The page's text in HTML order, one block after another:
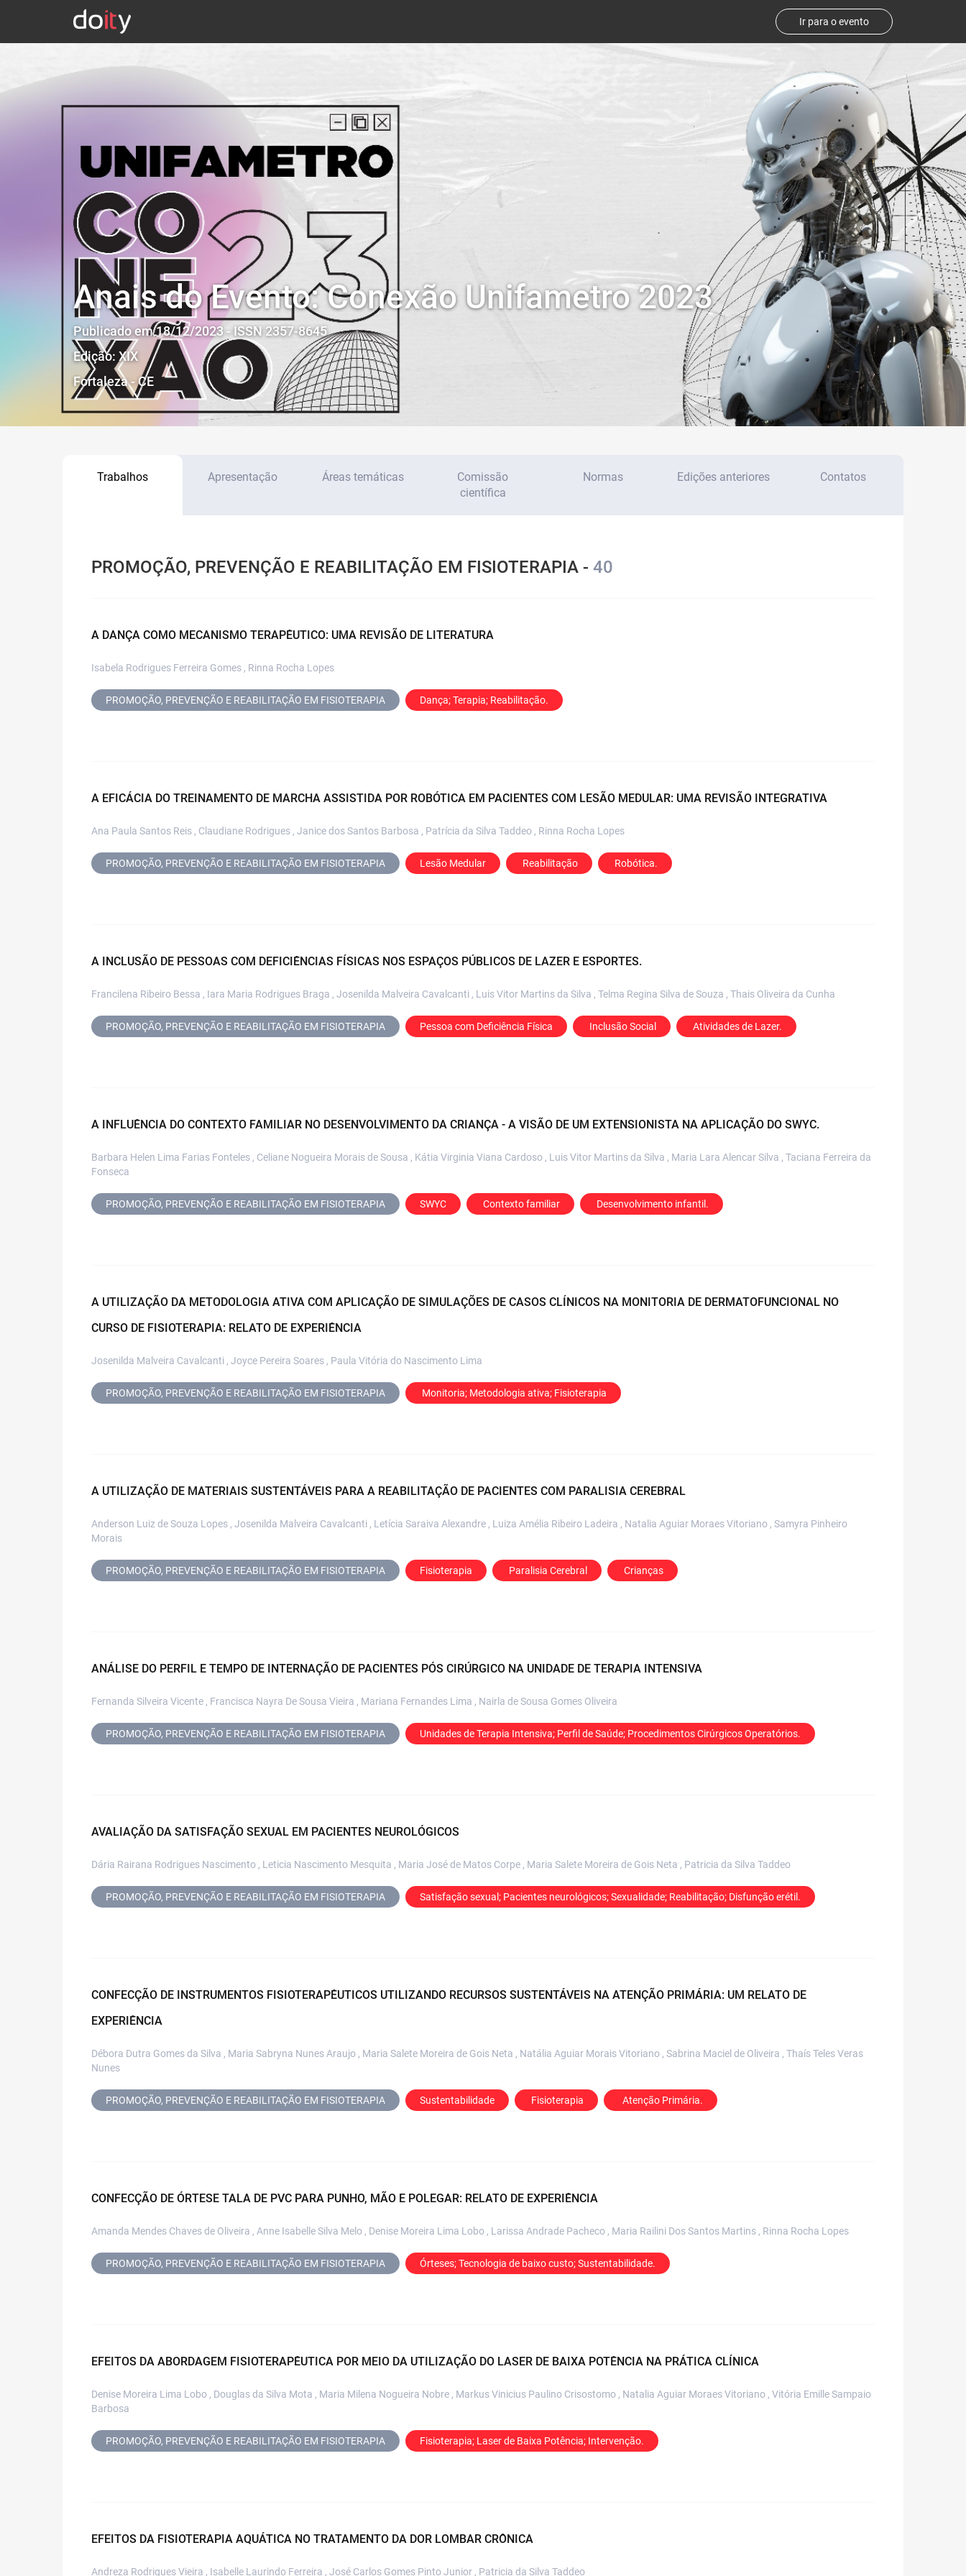
Ir para o evento
Anais do Evento: Conexão Unifametro 2023
Publicado em 18/12/2023 - ISSN 2357-8645
Edição: XIX
Fortaleza - CE
Trabalhos Apresentação Áreas temáticas
Comissão
científica
Normas Edições anteriores Contatos
PROMOÇÃO, PREVENÇÃO E REABILITAÇÃO EM FISIOTERAPIA - 40
A DANÇA COMO MECANISMO TERAPÊUTICO: UMA REVISÃO DE LITERATURA
Isabela Rodrigues Ferreira Gomes , Rinna Rocha Lopes
PROMOÇÃO, PREVENÇÃO E REABILITAÇÃO EM FISIOTERAPIA Dança; Terapia; Reabilitação.
A EFICÁCIA DO TREINAMENTO DE MARCHA ASSISTIDA POR ROBÓTICA EM PACIENTES COM LESÃO MEDULAR: UMA REVISÃO INTEGRATIVA
Ana Paula Santos Reis , Claudiane Rodrigues , Janice dos Santos Barbosa , Patrícia da Silva Taddeo , Rinna Rocha Lopes
PROMOÇÃO, PREVENÇÃO E REABILITAÇÃO EM FISIOTERAPIA Lesão Medular Reabilitação Robótica.
A INCLUSÃO DE PESSOAS COM DEFICIÊNCIAS FÍSICAS NOS ESPAÇOS PÚBLICOS DE LAZER E ESPORTES.
Francilena Ribeiro Bessa , Iara Maria Rodrigues Braga , Josenilda Malveira Cavalcanti , Luis Vitor Martins da Silva , Telma Regina Silva de Souza , Thais Oliveira da Cunha
PROMOÇÃO, PREVENÇÃO E REABILITAÇÃO EM FISIOTERAPIA Pessoa com Deficiência Física Inclusão Social Atividades de Lazer.
A INFLUÊNCIA DO CONTEXTO FAMILIAR NO DESENVOLVIMENTO DA CRIANÇA - A VISÃO DE UM EXTENSIONISTA NA APLICAÇÃO DO SWYC.
Barbara Helen Lima Farias Fonteles , Celiane Nogueira Morais de Sousa , Kátia Virginia Viana Cardoso , Luis Vitor Martins da Silva , Maria Lara Alencar Silva , Taciana Ferreira da
Fonseca
PROMOÇÃO, PREVENÇÃO E REABILITAÇÃO EM FISIOTERAPIA SWYC Contexto familiar Desenvolvimento infantil.
A UTILIZAÇÃO DA METODOLOGIA ATIVA COM APLICAÇÃO DE SIMULAÇÕES DE CASOS CLÍNICOS NA MONITORIA DE DERMATOFUNCIONAL NO
CURSO DE FISIOTERAPIA: RELATO DE EXPERIÊNCIA
Josenilda Malveira Cavalcanti , Joyce Pereira Soares , Paula Vitória do Nascimento Lima
PROMOÇÃO, PREVENÇÃO E REABILITAÇÃO EM FISIOTERAPIA Monitoria; Metodologia ativa; Fisioterapia
A UTILIZAÇÃO DE MATERIAIS SUSTENTÁVEIS PARA A REABILITAÇÃO DE PACIENTES COM PARALISIA CEREBRAL
Anderson Luiz de Souza Lopes , Josenilda Malveira Cavalcanti , Letícia Saraiva Alexandre , Luiza Amélia Ribeiro Ladeira , Natalia Aguiar Moraes Vitoriano , Samyra Pinheiro
Morais
PROMOÇÃO, PREVENÇÃO E REABILITAÇÃO EM FISIOTERAPIA Fisioterapia Paralisia Cerebral Crianças
ANÁLISE DO PERFIL E TEMPO DE INTERNAÇÃO DE PACIENTES PÓS CIRÚRGICO NA UNIDADE DE TERAPIA INTENSIVA
Fernanda Silveira Vicente , Francisca Nayra De Sousa Vieira , Mariana Fernandes Lima , Nairla de Sousa Gomes Oliveira
PROMOÇÃO, PREVENÇÃO E REABILITAÇÃO EM FISIOTERAPIA Unidades de Terapia Intensiva; Perfil de Saúde; Procedimentos Cirúrgicos Operatórios.
AVALIAÇÃO DA SATISFAÇÃO SEXUAL EM PACIENTES NEUROLÓGICOS
Dária Rairana Rodrigues Nascimento , Leticia Nascimento Mesquita , Maria José de Matos Corpe , Maria Salete Moreira de Gois Neta , Patricia da Silva Taddeo
PROMOÇÃO, PREVENÇÃO E REABILITAÇÃO EM FISIOTERAPIA Satisfação sexual; Pacientes neurológicos; Sexualidade; Reabilitação; Disfunção erétil.
CONFECÇÃO DE INSTRUMENTOS FISIOTERAPÊUTICOS UTILIZANDO RECURSOS SUSTENTÁVEIS NA ATENÇÃO PRIMÁRIA: UM RELATO DE
EXPERIÊNCIA
Débora Dutra Gomes da Silva , Maria Sabryna Nunes Araujo , Maria Salete Moreira de Gois Neta , Natália Aguiar Morais Vitoriano , Sabrina Maciel de Oliveira , Thaís Teles Veras
Nunes
PROMOÇÃO, PREVENÇÃO E REABILITAÇÃO EM FISIOTERAPIA Sustentabilidade Fisioterapia
  Atenção Primária.
CONFECÇÃO DE ÓRTESE TALA DE PVC PARA PUNHO, MÃO E POLEGAR: RELATO DE EXPERIÊNCIA
Amanda Mendes Chaves de Oliveira , Anne Isabelle Silva Melo , Denise Moreira Lima Lobo , Larissa Andrade Pacheco , Maria Railini Dos Santos Martins , Rinna Rocha Lopes
PROMOÇÃO, PREVENÇÃO E REABILITAÇÃO EM FISIOTERAPIA Órteses; Tecnologia de baixo custo; Sustentabilidade.
EFEITOS DA ABORDAGEM FISIOTERAPÊUTICA POR MEIO DA UTILIZAÇÃO DO LASER DE BAIXA POTÊNCIA NA PRÁTICA CLÍNICA
Denise Moreira Lima Lobo , Douglas da Silva Mota , Maria Milena Nogueira Nobre , Markus Vinicius Paulino Crisostomo , Natalia Aguiar Moraes Vitoriano , Vitória Emille Sampaio
Barbosa
PROMOÇÃO, PREVENÇÃO E REABILITAÇÃO EM FISIOTERAPIA Fisioterapia; Laser de Baixa Potência; Intervenção.
EFEITOS DA FISIOTERAPIA AQUÁTICA NO TRATAMENTO DA DOR LOMBAR CRÔNICA
Andreza Rodrigues Vieira , Isabelle Laurindo Ferreira , José Carlos Gomes Pinto Junior , Patricia da Silva Taddeo